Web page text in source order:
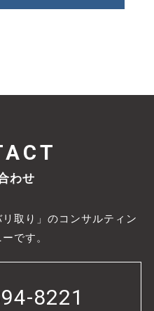
わせ
取り」のコンサルティン
です。
8221